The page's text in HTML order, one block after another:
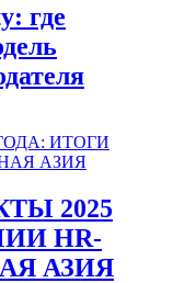
где
2025
HR-
АЗИЯ